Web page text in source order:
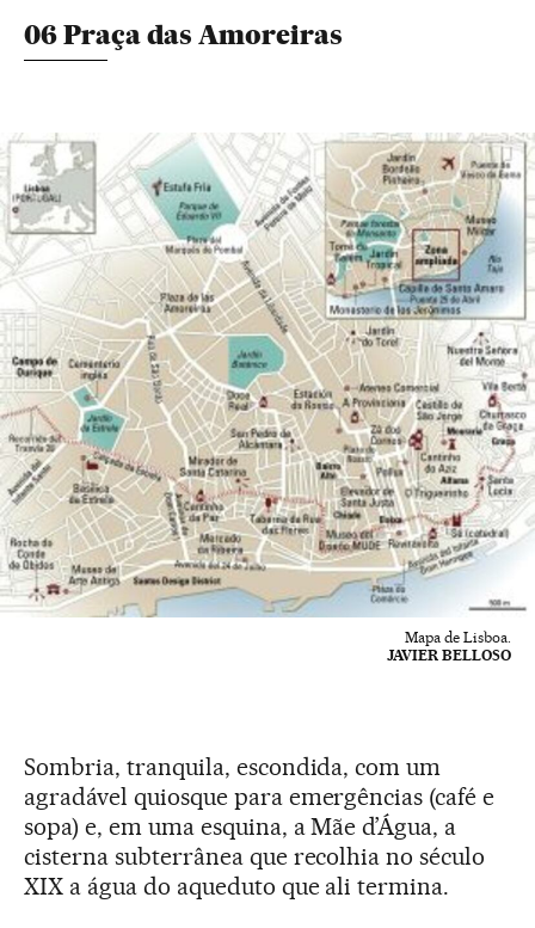
06 Praça das Amoreiras
Mapa de Lisboa.
JAVIER BELLOSO
Sombria, tranquila, escondida, com um
agradável quiosque para emergências (café e
sopa) e, em uma esquina, a Mãe d’Água, a
cisterna subterrânea que recolhia no século
XIX a água do aqueduto que ali termina.